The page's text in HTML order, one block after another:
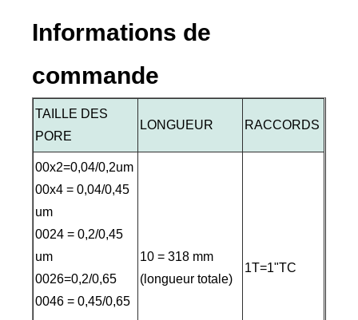
Informations de
commande
TAILLE DES
PORE
LONGUEUR RACCORDS
00x2=0,04/0,2um
00x4 = 0,04/0,45
um
0024 = 0,2/0,45
um
0026=0,2/0,65
0046 = 0,45/0,65
10 = 318 mm
(longueur totale)
1T=1"TC